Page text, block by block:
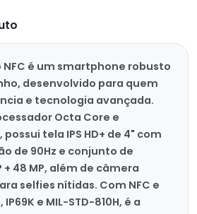
NFC é um smartphone robusto
desenvolvido para quem
e tecnologia avançada.
Octa Core e
tela IPS HD+ de 4" com
de 90Hz e conjunto de
+ 48 MP, além de câmera
selfies nítidas. Com NFC e
e MIL-STD-810H, é a